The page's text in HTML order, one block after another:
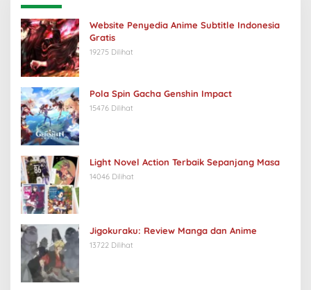
Website Penyedia Anime Subtitle Indonesia
Gratis
19275 Dilihat
Pola Spin Gacha Genshin Impact
15476 Dilihat
Light Novel Action Terbaik Sepanjang Masa
14046 Dilihat
Jigokuraku: Review Manga dan Anime
13722 Dilihat